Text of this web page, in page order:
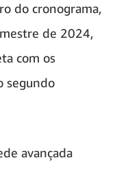
do cronograma,
de 2024,
com os
segundo
avançada